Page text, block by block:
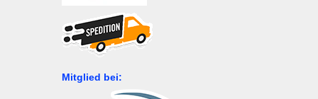
Mitglied bei: